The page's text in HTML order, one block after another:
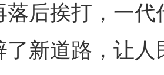
落后挨打，一
了新道路，让人